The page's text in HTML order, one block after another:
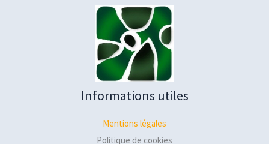
Informations utiles
Mentions légales
Politique de cookies